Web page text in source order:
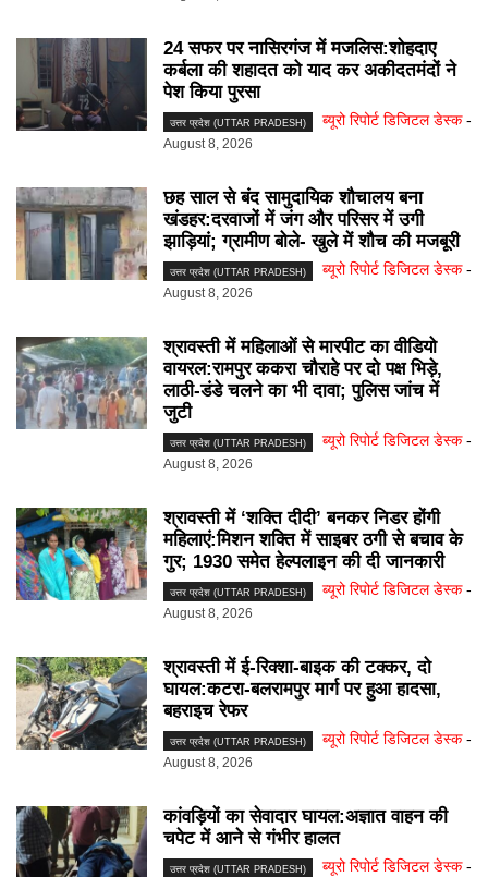
24 सफर पर नासिरगंज में मजलिस:शोहदाए
कर्बला की शहादत को याद कर अकीदतमंदों ने
पेश किया पुरसा
उत्तर प्रदेश (UTTAR PRADESH) ब्यूरो रिपोर्ट डिजिटल डेस्क -
August 8, 2026
छह साल से बंद सामुदायिक शौचालय बना
खंडहर:दरवाजों में जंग और परिसर में उगी
झाड़ियां; ग्रामीण बोले- खुले में शौच की मजबूरी
उत्तर प्रदेश (UTTAR PRADESH) ब्यूरो रिपोर्ट डिजिटल डेस्क -
August 8, 2026
श्रावस्ती में महिलाओं से मारपीट का वीडियो
वायरल:रामपुर ककरा चौराहे पर दो पक्ष भिड़े,
लाठी-डंडे चलने का भी दावा; पुलिस जांच में
जुटी
उत्तर प्रदेश (UTTAR PRADESH) ब्यूरो रिपोर्ट डिजिटल डेस्क -
August 8, 2026
श्रावस्ती में ‘शक्ति दीदी’ बनकर निडर होंगी
महिलाएं:मिशन शक्ति में साइबर ठगी से बचाव के
गुर; 1930 समेत हेल्पलाइन की दी जानकारी
उत्तर प्रदेश (UTTAR PRADESH) ब्यूरो रिपोर्ट डिजिटल डेस्क -
August 8, 2026
श्रावस्ती में ई-रिक्शा-बाइक की टक्कर, दो
घायल:कटरा-बलरामपुर मार्ग पर हुआ हादसा,
बहराइच रेफर
उत्तर प्रदेश (UTTAR PRADESH) ब्यूरो रिपोर्ट डिजिटल डेस्क -
August 8, 2026
कांवड़ियों का सेवादार घायल:अज्ञात वाहन की
चपेट में आने से गंभीर हालत
उत्तर प्रदेश (UTTAR PRADESH) ब्यूरो रिपोर्ट डिजिटल डेस्क -